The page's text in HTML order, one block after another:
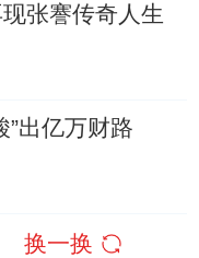
张謇传奇人生
”出亿万财路
换一换